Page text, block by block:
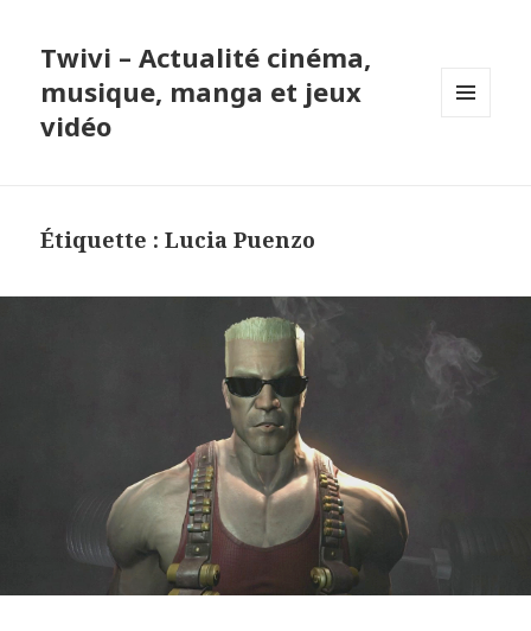
Twivi – Actualité cinéma,
musique, manga et jeux
vidéo
Étiquette :Lucia Puenzo